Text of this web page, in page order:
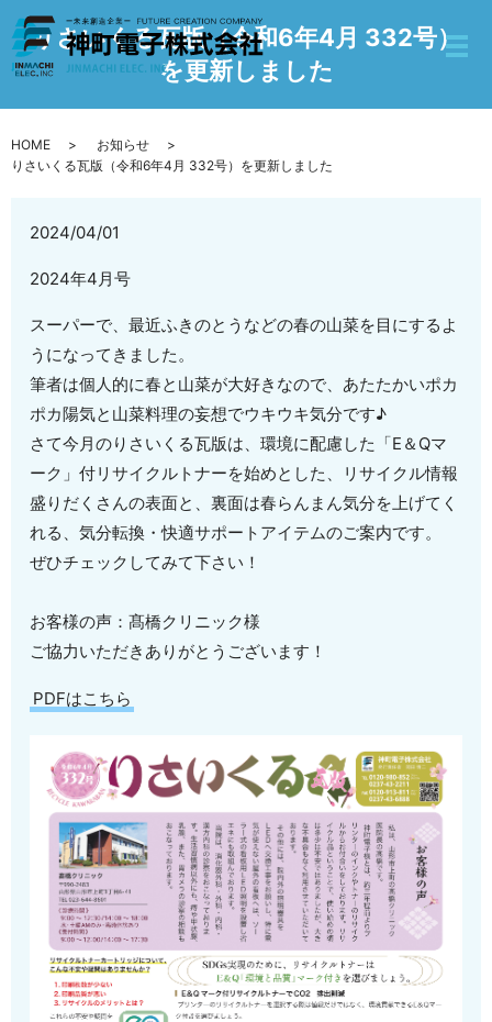
りさいくる瓦版（令和6年4月 332号）
を更新しました
HOME
お知らせ
りさいくる瓦版（令和6年4月 332号）を更新しました
2024/04/01
2024年4月号
スーパーで、最近ふきのとうなどの春の山菜を目にするよ
うになってきました。
筆者は個人的に春と山菜が大好きなので、あたたかいポカ
ポカ陽気と山菜料理の妄想でウキウキ気分です♪
さて今月のりさいくる瓦版は、環境に配慮した「E＆Qマ
ーク」付リサイクルトナーを始めとした、リサイクル情報
盛りだくさんの表面と、裏面は春らんまん気分を上げてく
れる、気分転換・快適サポートアイテムのご案内です。
ぜひチェックしてみて下さい！
お客様の声：髙橋クリニック様
ご協力いただきありがとうございます！
PDFはこちら